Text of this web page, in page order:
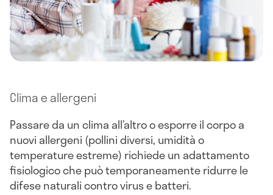
Clima e allergeni
Passare da un clima all’altro o esporre il corpo a
nuovi allergeni (pollini diversi, umidità o
temperature estreme) richiede un adattamento
fisiologico che può temporaneamente ridurre le
difese naturali contro virus e batteri.